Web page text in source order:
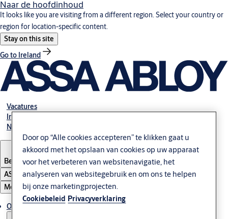
Naar de hoofdinhoud
It looks like you are visiting from a different region. Select your country or
region for location-specific content.
Stay on this site
Go to Ireland
Vacatures
Investeerders
Neem contact met ons op
Belgium·Nederlands
ASSA ABLOY Group
Menu
Oplossingen
Door op “Alle cookies accepteren” te klikken gaat u
akkoord met het opslaan van cookies op uw apparaat
voor het verbeteren van websitenavigatie, het
analyseren van websitegebruik en om ons te helpen
bij onze marketingprojecten.
Cookiebeleid Privacyverklaring